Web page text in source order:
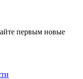
первым новые